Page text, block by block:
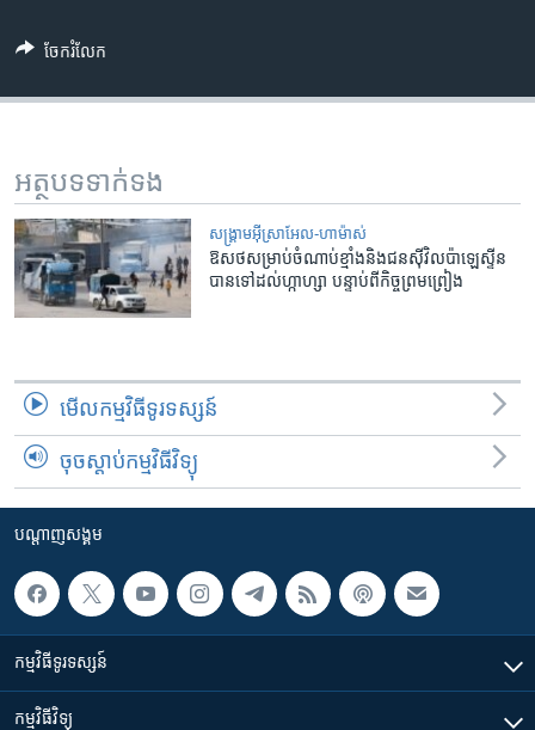
ចែករំលែក
អត្ថបទ​ទាក់ទង
សង្គ្រាម​អ៊ីស្រាអែល-ហាម៉ាស់
ឱសថ​សម្រាប់​ចំណាប់​ខ្មាំង​និង​ជនស៊ីវិល​ប៉ាឡេស្ទីន​
បាន​ទៅ​ដល់​ហ្កាហ្សា បន្ទាប់ពីកិច្ចព្រមព្រៀង
មើល​កម្មវិធី​ទូរទស្សន៍
ចុចស្តាប់កម្មវិធីវិទ្យុ
បណ្តាញ​សង្គម
កម្មវិធី​ទូរទស្សន៍
កម្មវិធី​វិទ្យុ